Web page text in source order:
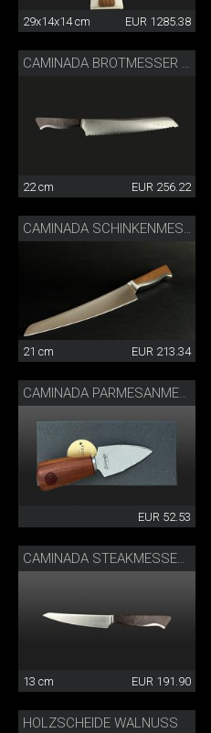
29x14x14 cm EUR 1285.38
22 cm EUR 256.22
21 cm EUR 213.34
CAMINADA PARMESANMESSER
EUR 52.53
13 cm EUR 191.90
HOLZSCHEIDE WALNUSS